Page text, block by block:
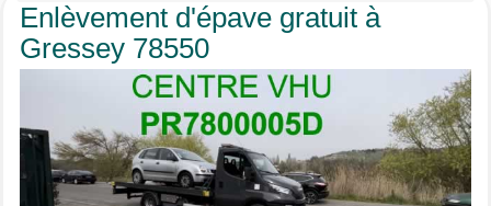
Enlèvement d'épave gratuit à
Gressey 78550